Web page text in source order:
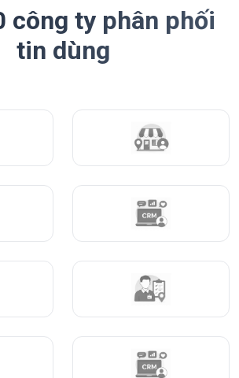
công ty phân phối
tin dùng